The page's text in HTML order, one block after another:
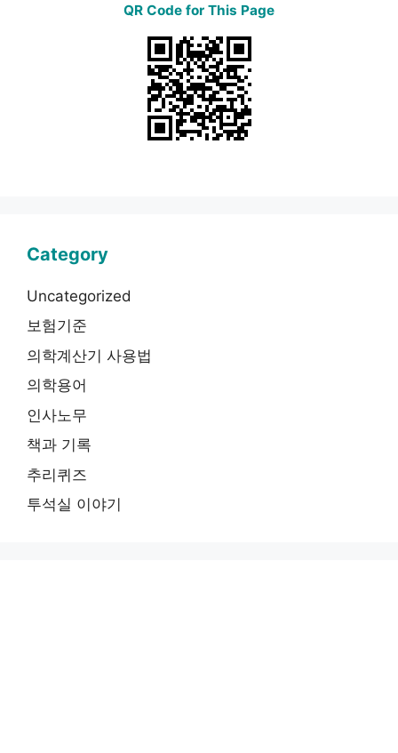
QR Code for This Page
Category
Uncategorized
보험기준
의학계산기 사용법
의학용어
인사노무
책과 기록
추리퀴즈
투석실 이야기